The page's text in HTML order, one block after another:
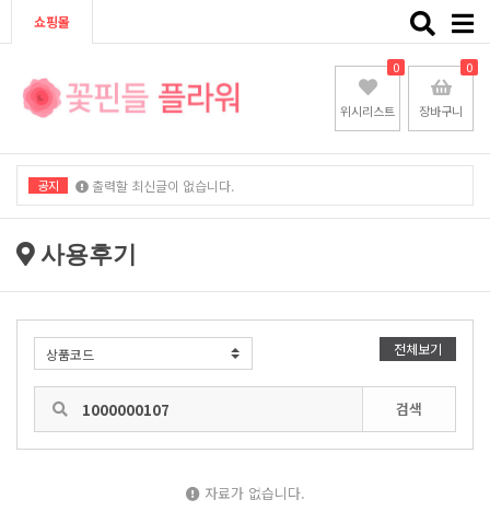
쇼핑몰
Toggle
위시리스트
0
장바구니
0
공지 출력할 최신글이 없습니다.
출력할 최신글이 없습니다.
사용후기
전체보기
검색
자료가 없습니다.